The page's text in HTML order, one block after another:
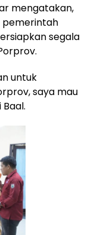
mengatakan,
pemerintah
segala
untuk
saya mau